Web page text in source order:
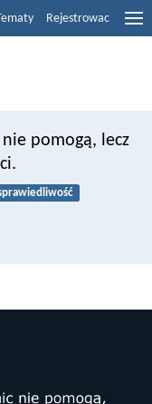
Rejestrowac
pomogą, lecz